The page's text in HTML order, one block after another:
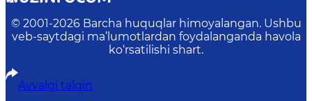
© 2001-2026 Barcha huquqlar himoyalangan. Ushbu
veb-saytdagi ma’lumotlardan foydalanganda havola
ko‘rsatilishi shart.
Avvalgi talqin